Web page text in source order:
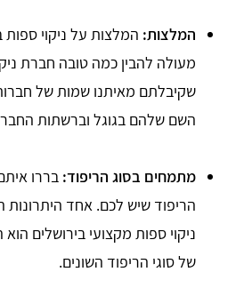
המלצות: המלצות על ניקוי ספות
מעולה להבין כמה טובה חברת
שקיבלתם מאיתנו שמות של
השם שלהם בגוגל וברשתות
מתמחים בסוג הריפוד: בררו
הריפוד שיש לכם. אחד היתרונות
ניקוי ספות מקצועי בירושלים
של סוגי הריפוד השונים.